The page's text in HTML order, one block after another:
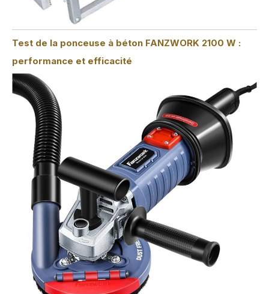
Test de la ponceuse à béton FANZWORK 2100 W :
performance et efficacité